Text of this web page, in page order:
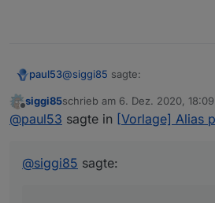
paul53@siggi85 sagte:
Kann ich mit dem Skript
Offline
siggi85schrieb am 6. Dez. 2020, 18:09
zuletzt editiert von
@paul53 sagte in [Vorlage] Alias
@siggi85 sagte: